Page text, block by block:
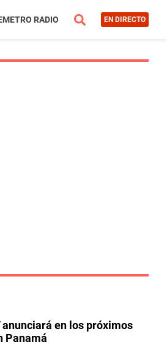
RADIO EN DIRECTO
en los próximos
Panamá